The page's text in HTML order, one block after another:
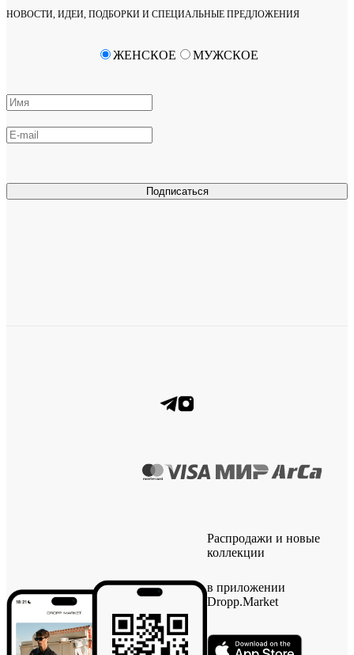
НОВОСТИ, ИДЕИ, ПОДБОРКИ И СПЕЦИАЛЬНЫЕ ПРЕДЛОЖЕНИЯ
Подписаться
ЖЕНСКОЕ МУЖСКОЕ
Распродажи и новые
коллекции
в приложении
Dropp.Market